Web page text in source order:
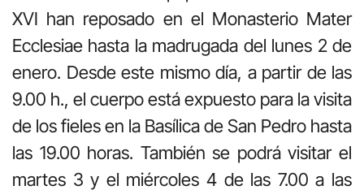
XVI han reposado en el Monasterio Mater
Ecclesiae hasta la madrugada del lunes 2 de
enero. Desde este mismo día, a partir de las
9.00 h., el cuerpo está expuesto para la visita
de los fieles en la Basílica de San Pedro hasta
las 19.00 horas. También se podrá visitar el
martes 3 y el miércoles 4 de las 7.00 a las